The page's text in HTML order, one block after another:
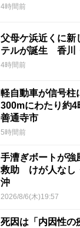
4時間前
父母ケ浜近くに新
テルが誕生 香川
4時間前
軽自動車が信号
300mにわたり約
善通寺市
5時間前
手漕ぎボートが
救助 けが人なし
沖
2026/8/6(木)19:57
死因は「内因性の